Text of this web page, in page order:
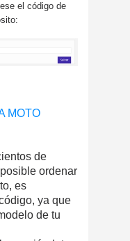
el código de
MOTO
de
ordenar
es
ya que
de tu